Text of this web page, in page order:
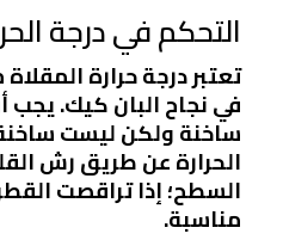
التحكم في درجة
تعتبر درجة حرارة
في نجاح البان كيك. يجب
ساخنة ولكن ليست
الحرارة عن طريق رش
السطح؛ إذا تراقصت
مناسبة.